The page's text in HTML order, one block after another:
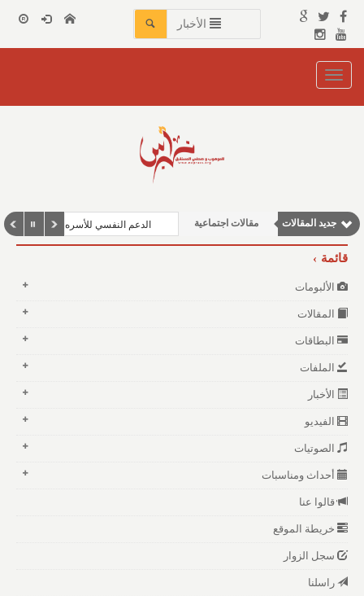
الأخبار
Toggle
navigation
جديد المقالات مقالات اجتماعية
نوافذ الثقافة و الأدب
الدعم النفسي للأسره
قائمة
الألبومات
المقالات
البطاقات
الملفات
الأخبار
الفيديو
الصوتيات
أحداث ومناسبات
قالوا عنا
خريطة الموقع
سجل الزوار
راسلنا